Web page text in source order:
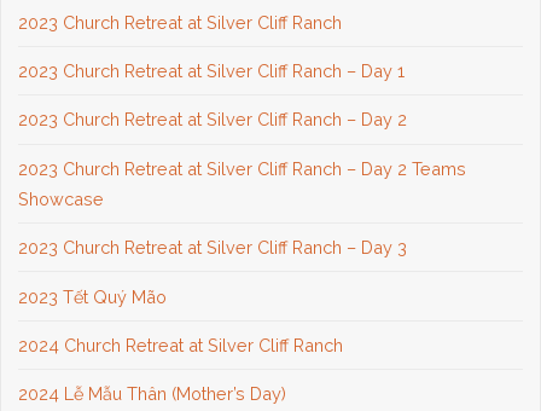
2023 Church Retreat at Silver Cliff Ranch
2023 Church Retreat at Silver Cliff Ranch – Day 1
2023 Church Retreat at Silver Cliff Ranch – Day 2
2023 Church Retreat at Silver Cliff Ranch – Day 2 Teams
Showcase
2023 Church Retreat at Silver Cliff Ranch – Day 3
2023 Tết Quý Mão
2024 Church Retreat at Silver Cliff Ranch
2024 Lễ Mẫu Thân (Mother’s Day)